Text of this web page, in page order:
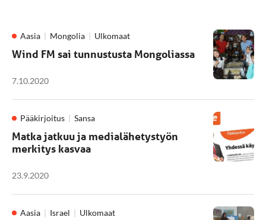
Aasia Mongolia Ulkomaat
Wind FM sai tunnustusta Mongoliassa
7.10.2020
Pääkirjoitus Sansa
Matka jatkuu ja medialähetystyön
merkitys kasvaa
23.9.2020
Aasia Israel Ulkomaat